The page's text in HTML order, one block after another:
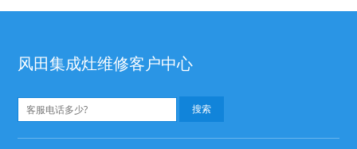
风田集成灶维修客户中心